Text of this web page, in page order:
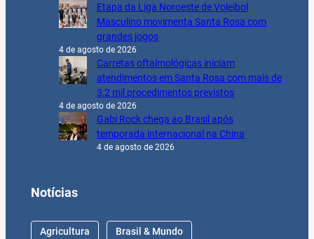
Etapa da Liga Noroeste de Voleibol
Masculino movimenta Santa Rosa com
grandes jogos
4 de agosto de 2026
Carretas oftalmológicas iniciam
atendimentos em Santa Rosa com mais de
3,2 mil procedimentos previstos
4 de agosto de 2026
Gabi Rock chega ao Brasil após
temporada internacional na China
4 de agosto de 2026
Notícias
Agricultura Brasil & Mundo